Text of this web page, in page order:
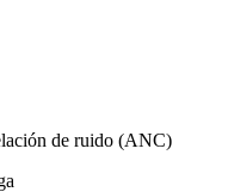
de ruido (ANC)